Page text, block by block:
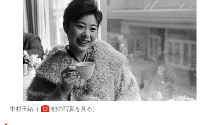
中村玉緒（ 他の写真を見る ）